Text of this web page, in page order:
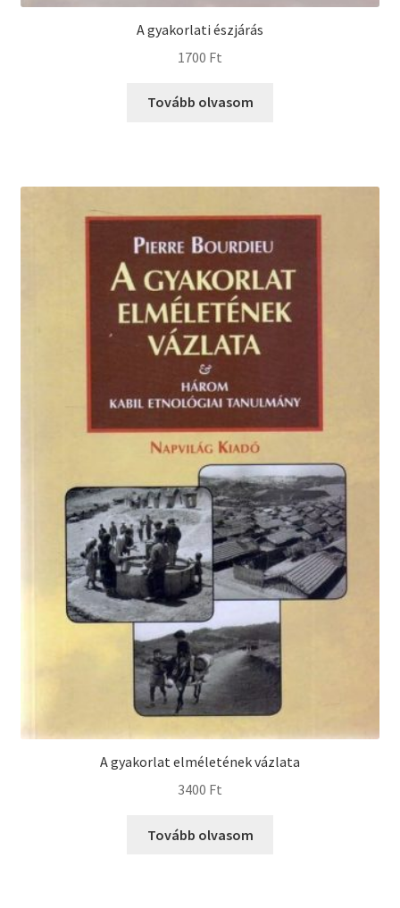
A gyakorlati észjárás
1700 Ft
Tovább olvasom
A gyakorlat elméletének vázlata
3400 Ft
Tovább olvasom